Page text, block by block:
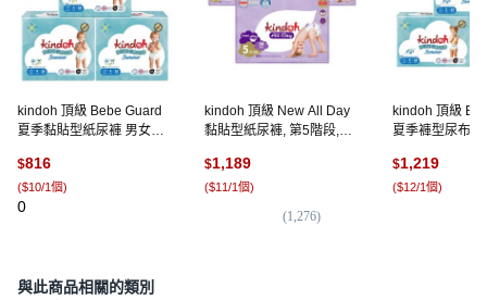
kindoh 頂級 Bebe Guard
夏季黏貼型紙尿褲 男女通
$816
($10/1個)
0
kindoh 頂級 New All Day
黏貼型紙尿褲, 第5階段,
$1,189
($11/1個)
(1,276)
kindoh 頂級
夏季褲型尿布
$1,219
($12/1個)
與此商品相關的類別